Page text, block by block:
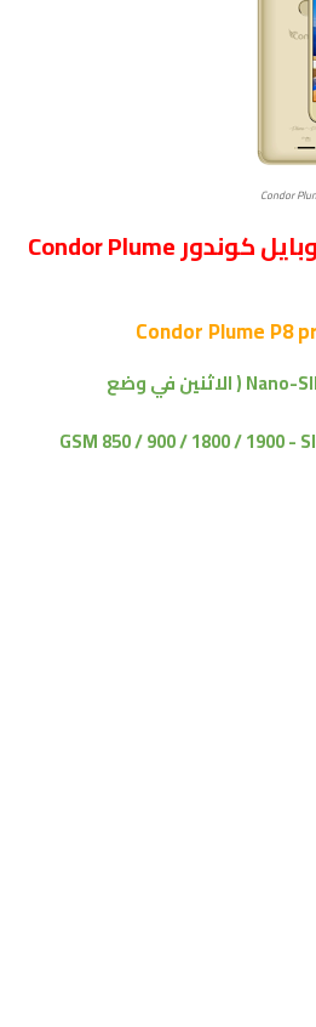
مواصفات جوال/ موبايل كوندور Condor Plume
شريحتين Nano-SIM ( الاثنين في وضع
GSM 850 / 900 / 1800 / 1900 -